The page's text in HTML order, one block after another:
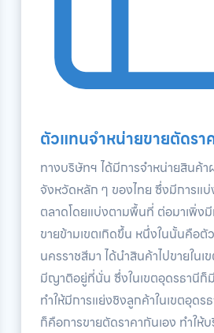
ตัวแทนจำหน่ายขายตัดรา
ทางบริษัทฯ ได้มีการจำหน่ายสินค้
จังหวัดหลัก ๆ ของไทย ซึ่งมีการแบ่
ตลาดโดยแบ่งตามพื้นที่ ต่อมาเพิ่ง
ขายข้ามเขตเกิดขึ้น หนึ่งในนั้นคือตั
นครราชสีมา ได้นำสินค้าไปขายในเ
มีญาติอยู่ที่นั่น ซึ่งในเขตอุดรธานีก็
ทำให้มีการแย่งชิงลูกค้าในเขตอุดร
ก็คือการขายตัดราคากันเอง ทำให้